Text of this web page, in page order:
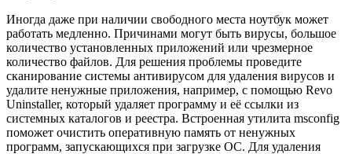
Иногда даже при наличии свободного места ноутбук может
работать медленно. Причинами могут быть вирусы, большое
количество установленных приложений или чрезмерное
количество файлов. Для решения проблемы проведите
сканирование системы антивирусом для удаления вирусов и
удалите ненужные приложения, например, с помощью Revo
Uninstaller, который удаляет программу и её ссылки из
системных каталогов и реестра. Встроенная утилита msconfig
поможет очистить оперативную память от ненужных
программ, запускающихся при загрузке ОС. Для удаления